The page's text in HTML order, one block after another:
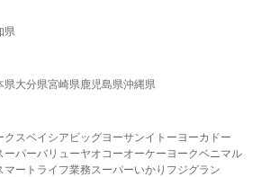
県
県大分県宮崎県 鹿児島県沖縄県
クスベイシア ビッグヨーサンイトーヨーカドー
ーパーバリューヤオコーオーケー ヨークベニマル
マート ライフ業務スーパーいかり フジグラン